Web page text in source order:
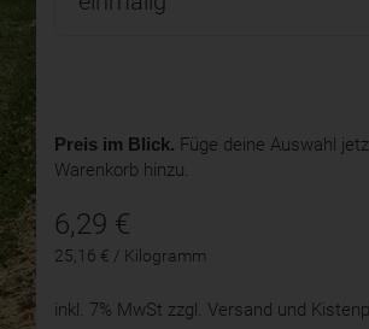
Preis im Blick. Füge deine Auswahl
Warenkorb hinzu.
6,29 €
25,16 € / Kilogramm
inkl. 7% MwSt zzgl. Versand und